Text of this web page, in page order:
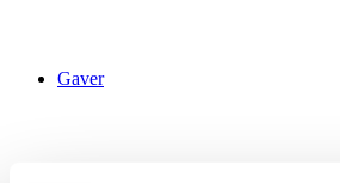
Gaver